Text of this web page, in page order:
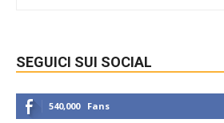
SEGUICI SUI SOCIAL
540,000 Fans